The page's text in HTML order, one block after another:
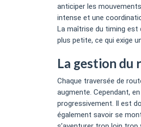
anticiper les
intense et une
La maîtrise du timing est
plus petite, ce qui exige
La gestion du
Chaque traversée de
augmente. Cependant,
progressivement. Il est
également savoir se